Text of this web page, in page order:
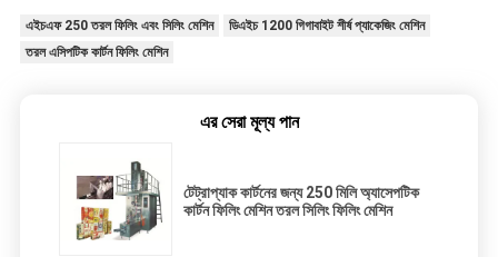
এইচএফ 250 তরল ফিলিং এবং সিলিং মেশিন
ডিএইচ 1200 গিগাবাইট শীর্ষ প্যাকেজিং মেশিন
তরল এসিপটিক কার্টন ফিলিং মেশিন
এর সেরা মূল্য পান
টেট্রাপ্যাক কার্টনের জন্য 250 মিলি অ্যাসেপটিক
কার্টন ফিলিং মেশিন তরল সিলিং ফিলিং মেশিন